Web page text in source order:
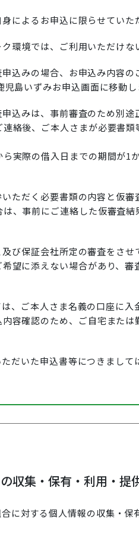
によるお申込に限らせていた
環境では、ご利用いただけな
込みの場合、お申込み内容
島いずみお申込画面に移動し
込みは、事前審査のため別
絡後、ご本人さまが必要書
実際の借入日までの期間が1
ただく必要書類の内容と仮
、事前にご連絡した仮審査
び保証会社所定の審査をさせ
望に添えない場合があり、
、ご本人さま名義の口座に
容確認のため、ご自宅また
だいた申込書等につきまして
収集・保有・利用・提
に対する個人情報の収集・保